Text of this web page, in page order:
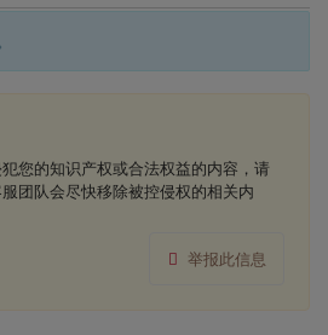
您的知识产权或合法权益的内容，请
团队会尽快移除被控侵权的相关内
举报此信息